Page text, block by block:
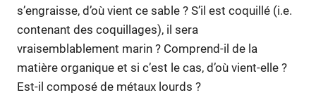
s’engraisse, d’où vient ce sable ? S’il est coquillé (i.e.
contenant des coquillages), il sera
vraisemblablement marin ? Comprend-il de la
matière organique et si c’est le cas, d’où vient-elle ?
Est-il composé de métaux lourds ?